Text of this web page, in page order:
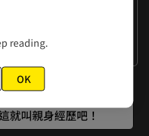
就叫親身經歷吧！
reading.
OK